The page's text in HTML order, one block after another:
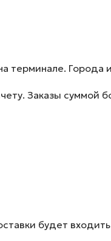
терминале. Города
Заказы суммой
будет